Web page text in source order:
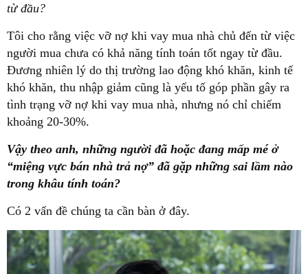
từ đầu?
Tôi cho rằng việc vỡ nợ khi vay mua nhà chủ đến từ việc
người mua chưa có khả năng tính toán tốt ngay từ đầu.
Đương nhiên lý do thị trường lao động khó khăn, kinh tế
khó khăn, thu nhập giảm cũng là yếu tố góp phần gây ra
tình trạng vỡ nợ khi vay mua nhà, nhưng nó chỉ chiếm
khoảng 20-30%.
Vậy theo anh, những người đã hoặc đang mấp mé ở
“miệng vực bán nhà trả nợ” đã gặp những sai lầm nào
trong khâu tính toán?
Có 2 vấn đề chúng ta cần bàn ở đây.